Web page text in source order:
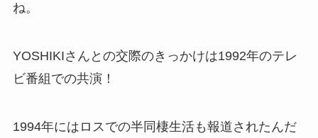
ね。
YOSHIKIさんとの交際のきっかけは1992年のテレ
ビ番組での共演！
1994年にはロスでの半同棲生活も報道されたんだ